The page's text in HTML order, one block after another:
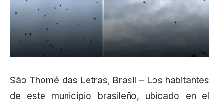
São Thomé das Letras, Brasil – Los habitantes
de este municipio brasileño, ubicado en el